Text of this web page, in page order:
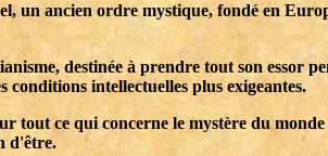
un ancien ordre mystique, fondé en
destinée à prendre tout son essor
intellectuelles plus exigeantes.
tout ce qui concerne le mystère du
d'être.